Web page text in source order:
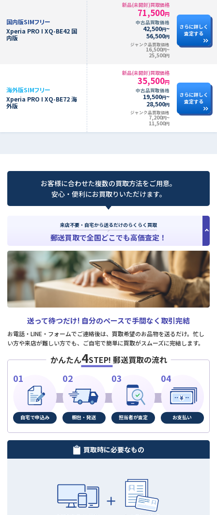
国内版SIMフリー
Xperia PRO I XQ-BE42 国
内版
新品(未開封)買取価格
71,500円
中古品買取価格
42,500円~
56,500円
ジャンク品買取価格
16,500円~
25,500円
さらに詳しく
査定する
海外版SIMフリー
Xperia PRO I XQ-BE72 海
外版
新品(未開封)買取価格
35,500円
中古品買取価格
19,500円~
28,500円
ジャンク品買取価格
7,200円~
11,500円
さらに詳しく
査定する
お客様に合わせた複数の買取方法をご用意。
安心・便利にお買取りいただけます。
来店不要・自宅から送るだけのらくらく買取
郵送買取で全国どこでも高価査定！
送って待つだけ! 自分のペースで手間なく取引完結
お電話・LINE・フォームでご連絡後は、買取希望のお品物を送るだけ。忙し
い方や来店が難しい方でも、ご自宅で簡単に買取がスムーズに完結します。
かんたん4STEP! 郵送買取の流れ
自宅で申込み 梱包・発送 担当者が査定 お支払い
買取時に必要なもの